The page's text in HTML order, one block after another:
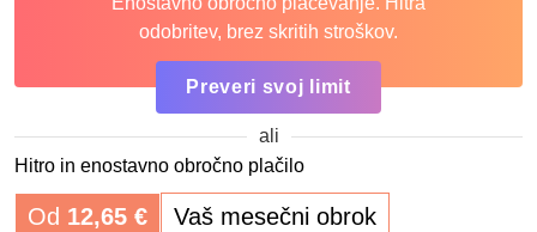
odobritev, brez skritih stroškov.
Preveri svoj limit
ali
Hitro in enostavno obročno plačilo
Od 12,65 € Vaš mesečni obrok